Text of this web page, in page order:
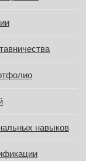
навыков